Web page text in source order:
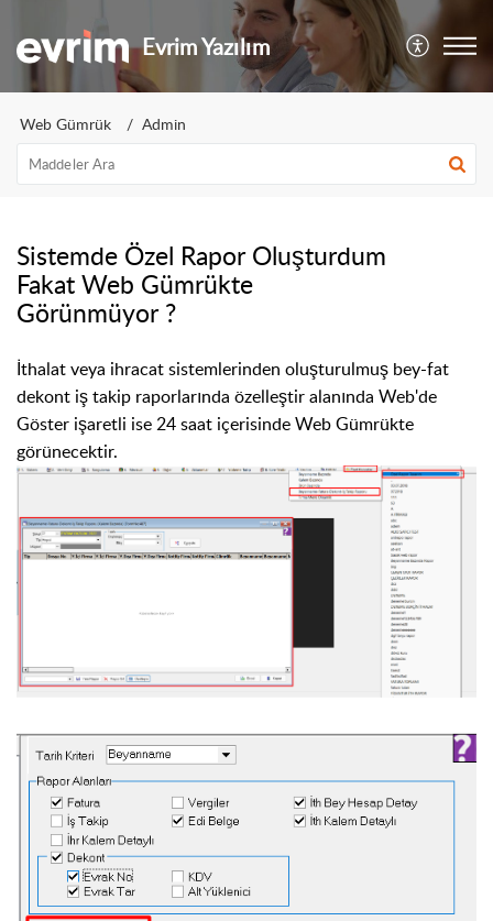
Evrim Yazılım
Web Gümrük Admin
Sistemde Özel Rapor Oluşturdum
Fakat Web Gümrükte
Görünmüyor ?
İthalat veya ihracat sistemlerinden oluşturulmuş bey-fat
dekont iş takip raporlarında özelleştir alanında Web'de
Göster işaretli ise 24 saat içerisinde Web Gümrükte
görünecektir.